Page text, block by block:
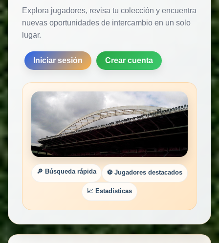
Explora jugadores, revisa tu colección y encuentra
nuevas oportunidades de intercambio en un solo
lugar.
Iniciar sesión Crear cuenta
🔎 Búsqueda rápida ⚽ Jugadores destacados
📈 Estadísticas